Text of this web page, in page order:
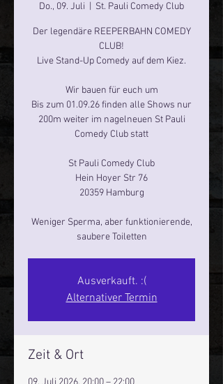
Do., 09. Juli St. Pauli Comedy Club
Der legendäre REEPERBAHN COMEDY
CLUB!
Live Stand-Up Comedy auf dem Kiez.
Wir bauen für euch um
Bis zum 01.09.26 finden alle Shows nur
200m weiter im nagelneuen St Pauli
Comedy Club statt
St Pauli Comedy Club
Hein Hoyer Str 76
20359 Hamburg
Weniger Sperma, aber funktionierende,
saubere Toiletten
Ausverkauft. :(
Alternativer Termin
Zeit & Ort